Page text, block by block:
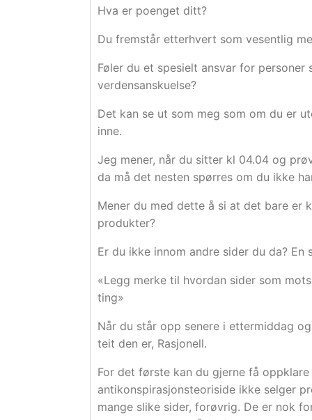
Hva er poenget ditt?
Du fremstår etterhvert som vesentlig
Føler du et spesielt ansvar for
verdensanskuelse?
Det kan se ut som meg som om du er
inne.
Jeg mener, når du sitter kl 04.04 og
da må det nesten spørres om du ikke
Mener du med dette å si at det bare er
produkter?
Er du ikke innom andre sider du da?
«Legg merke til hvordan sider som
ting»
Når du står opp senere i ettermiddag
teit den er, Rasjonell.
For det første kan du gjerne få
antikonspirasjonsteoriside ikke selger
mange slike sider, forøvrig. De er nok